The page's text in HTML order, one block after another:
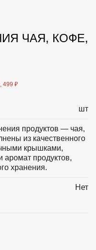
НАСЕКОМЫХ И
И УДОБРЕНИЯ
ЧАЯ, КОФЕ,
₽
шт
продуктов — чая,
из качественного
крышками,
аромат продуктов,
хранения.
Нет